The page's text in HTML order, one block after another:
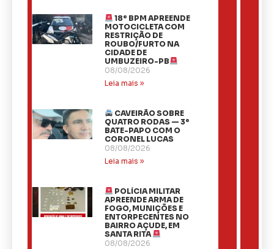
18º BPM APREENDE
MOTOCICLETA COM
RESTRIÇÃO DE
ROUBO/FURTO NA
CIDADE DE
UMBUZEIRO-PB
08/08/2026
Leia mais »
CAVEIRÃO SOBRE
QUATRO RODAS — 3º
BATE-PAPO COM O
CORONEL LUCAS
08/08/2026
Leia mais »
POLÍCIA MILITAR
APREENDE ARMA DE
FOGO, MUNIÇÕES E
ENTORPECENTES NO
BAIRRO AÇUDE, EM
SANTA RITA
08/08/2026